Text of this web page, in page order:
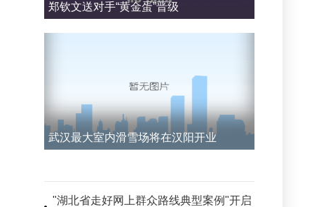
郑钦文送对手“黄金蛋”晋级
武汉最大室内滑雪场将在汉阳开业
"湖北省走好网上群众路线典型案例"开启